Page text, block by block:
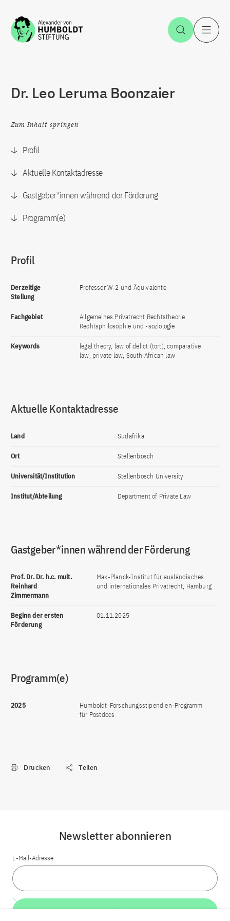
Zum Inhalt springen Suche
Dr. Leo Leruma Boonzaier
Zum Inhalt springen
Profil
Aktuelle Kontaktadresse
Gastgeber*innen während der Förderung
Programm(e)
Profil
Derzeitige
Stellung
Professor W-2 und Äquivalente
Fachgebiet
Allgemeines Privatrecht,Rechtstheorie
Rechtsphilosophie und -soziologie
Keywords
legal theory, law of delict (tort), comparative
law, private law, South African law
Aktuelle Kontaktadresse
Land Südafrika
Ort Stellenbosch
Universität/Institution Stellenbosch University
Institut/Abteilung Department of Private Law
Gastgeber*innen während der Förderung
Prof. Dr. Dr. h.c. mult.
Reinhard
Zimmermann
Max-Planck-Institut für ausländisches
und internationales Privatrecht, Hamburg
Beginn der ersten
Förderung
01.11.2025
Programm(e)
2025
Humboldt-Forschungsstipendien-Programm
für Postdocs
Drucken Teilen
Newsletter abonnieren
E-Mail-Adresse
Weiter